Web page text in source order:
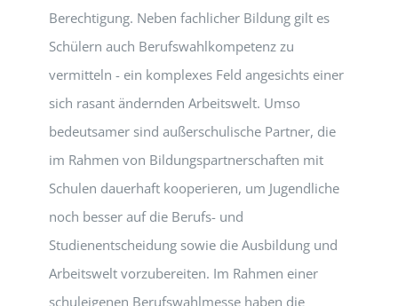
Berechtigung. Neben fachlicher Bildung gilt es
Schülern auch Berufswahlkompetenz zu
vermitteln - ein komplexes Feld angesichts einer
sich rasant ändernden Arbeitswelt. Umso
bedeutsamer sind außerschulische Partner, die
im Rahmen von Bildungspartnerschaften mit
Schulen dauerhaft kooperieren, um Jugendliche
noch besser auf die Berufs- und
Studienentscheidung sowie die Ausbildung und
Arbeitswelt vorzubereiten. Im Rahmen einer
schuleigenen Berufswahlmesse haben die